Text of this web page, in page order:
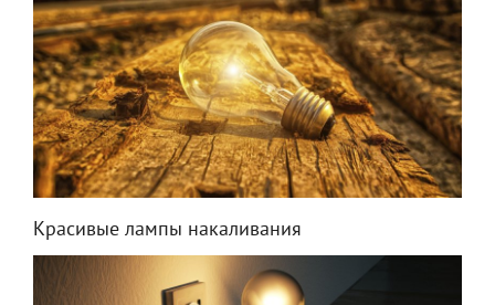
Красивые лампы накаливания